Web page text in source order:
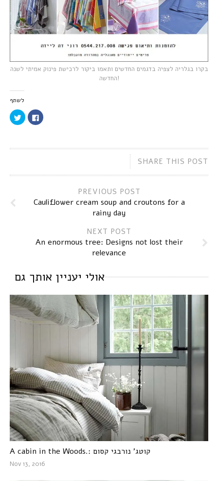
בקרו בגלריה לצפיה בדגמים החדשים ותאמו ביקור לרכישת פינוק אמיתי לשנה
החדשה!
לשתף
Click
to
share
in
Click
to
in
SHARE THIS POST
PREVIOUS POST
Cauliflower cream soup and croutons for a
rainy day
NEXT POST
An enormous tree: Designs not lost their
relevance
אולי יעניין אותך גם
A cabin in the Woods.: קוטג’ נורבגי קסום
Nov 13, 2016